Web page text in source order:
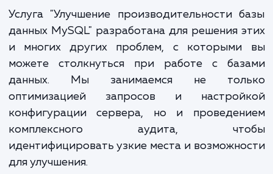
привести к негативным последствиям,
как снижение уровня
клиентов, уменьшение
сотрудников и потеря прибыли.
Услуга "Улучшение производительности
данных MySQL" разработана для решения
и многих других проблем, с
можете столкнуться при работе с
данных. Мы занимаемся не